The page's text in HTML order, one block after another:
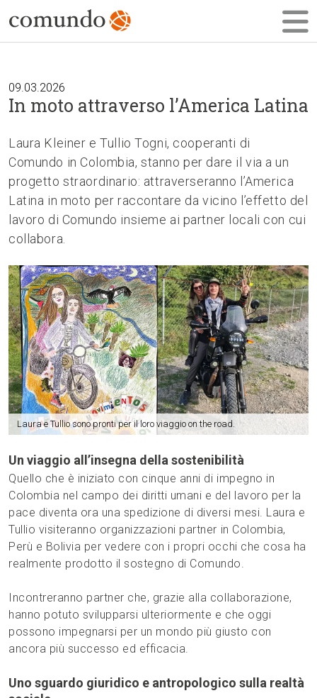
09.03.2026
In moto attraverso l’America Latina
Laura Kleiner e Tullio Togni, cooperanti di
Comundo in Colombia, stanno per dare il via a un
progetto straordinario: attraverseranno l’America
Latina in moto per raccontare da vicino l’effetto del
lavoro di Comundo insieme ai partner locali con cui
collabora.
Laura e Tullio sono pronti per il loro viaggio on the road.
Un viaggio all’insegna della sostenibilità
Quello che è iniziato con cinque anni di impegno in
Colombia nel campo dei diritti umani e del lavoro per la
pace diventa ora una spedizione di diversi mesi. Laura e
Tullio visiteranno organizzazioni partner in Colombia,
Perù e Bolivia per vedere con i propri occhi che cosa ha
realmente prodotto il sostegno di Comundo.
Incontreranno partner che, grazie alla collaborazione,
hanno potuto svilupparsi ulteriormente e che oggi
possono impegnarsi per un mondo più giusto con
ancora più successo ed efficacia.
Uno sguardo giuridico e antropologico sulla realtà